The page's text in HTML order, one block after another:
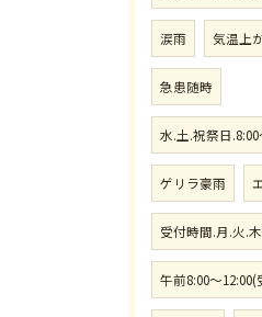
涙雨 気温上
急患随時
水.土.祝祭日
ゲリラ豪雨
受付時間.月.火.
午前8:00〜12:00(